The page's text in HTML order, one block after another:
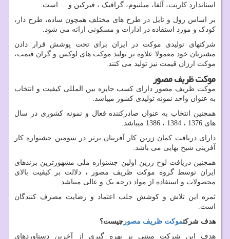
استاندارد کارپت، آلفا، میلنیوم، گرافیک ، فیرکین و ... است.
بر اساس رول و تایل در طرح های مختلف همچون ساده، طرح دار،
کودک و مورد استفاده در ادارات و مسکونی ارائه می شود.
شرکتهای تولیدی موکت در ایران برای تحت پوشش قرار دادن
مشتریان خود معمولا علاوه بر تولید موکت های لوکس و گران قیمت،
موکت ارزان قیمت نیز تولید می کنند.
موکت ظریف مصور
موکت ظریف مصور دارای كسب جايزه بين المللی كيفيت و انتخاب
به عنوان واحد نمونه توليدی كشور میباشد.
همچنین انتخاب به عنوان صادركننده فعال و نمونه كشوری در سال
های 1376 ، 1384 ، 1386 میباشد.
دارای دريافت كمان زرين كار آفرينان برتر در سومين جشنواره كار
آفرينی شيخ بهايی می باشد.
همچنین دريافت لوح زرين اولين جشنواره ملی مشهورترين برندهای
ايران توسط گروه موکت ظريف مصور ، دلالت بر کیفیت بالای
محصولات و استفاده از مواد درجه یک و عالی میباشد.
ثمره این تلاش و کوشش جلب اعتماد و رضايت مصرف كنندگان
است.
هدف شرکتموکت ظریف مصور چیست؟
هدف این شرکت مبتنی بر بهره گيری از آخرين دستاوردهای